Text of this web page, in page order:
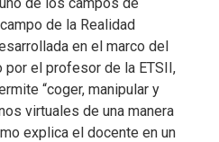
de la Realidad
en el marco del
el profesor de la ETSII,
“coger, manipular y
virtuales de una manera
explica el docente en un